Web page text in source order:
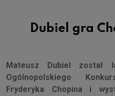
Dubiel gra
Mateusz Dubiel został
Ogólnopolskiego
Fryderyka Chopina i